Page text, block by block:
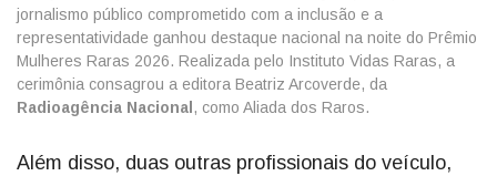
jornalismo público comprometido com a inclusão e a
representatividade ganhou destaque nacional na noite do Prêmio
Mulheres Raras 2026. Realizada pelo Instituto Vidas Raras, a
cerimônia consagrou a editora Beatriz Arcoverde, da
Radioagência Nacional , como Aliada dos Raros.
Além disso, duas outras profissionais do veículo,